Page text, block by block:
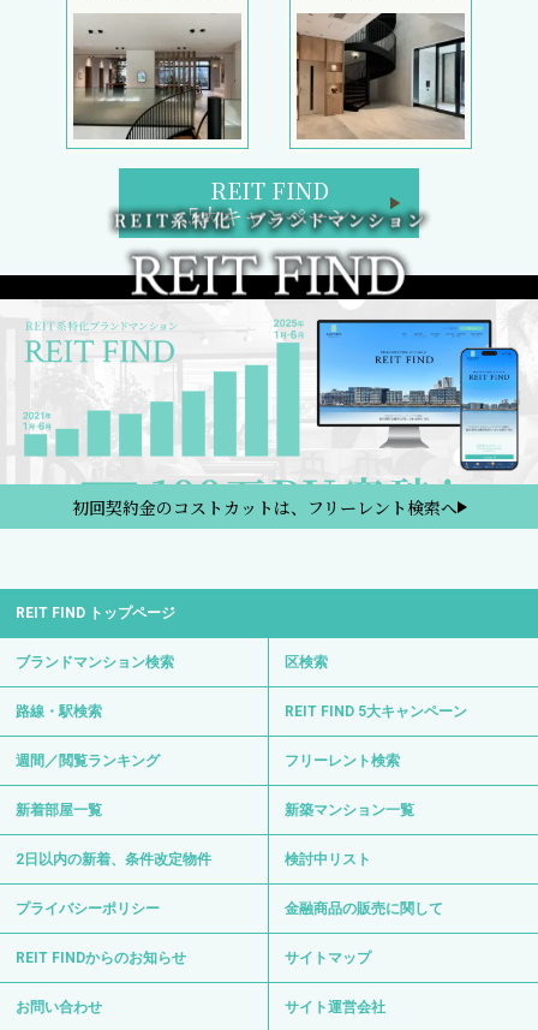
REIT FIND
5大キャンペーン
初回契約金のコストカットは、フリーレント検索へ
REIT FIND トップページ
ブランドマンション検索 区検索
路線・駅検索 REIT FIND 5大キャンペーン
週間／閲覧ランキング フリーレント検索
新着部屋一覧 新築マンション一覧
2日以内の新着、条件改定物件 検討中リスト
プライバシーポリシー 金融商品の販売に関して
REIT FINDからのお知らせ サイトマップ
お問い合わせ サイト運営会社